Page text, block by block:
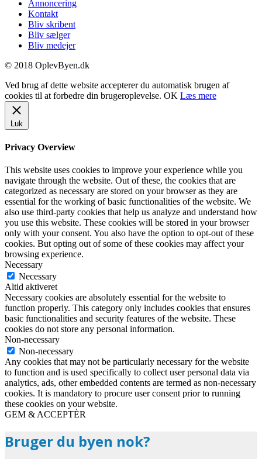
Annoncering
Kontakt
Bliv skribent
Bliv sælger
Bliv medejer
© 2018 OplevByen.dk
Ved brug af dette website accepterer du automatisk brugen af
cookies til at forbedre din brugeroplevelse. OK Læs mere
Luk
Privacy Overview
This website uses cookies to improve your experience while you
navigate through the website. Out of these, the cookies that are
categorized as necessary are stored on your browser as they are
essential for the working of basic functionalities of the website. We
also use third-party cookies that help us analyze and understand how
you use this website. These cookies will be stored in your browser
only with your consent. You also have the option to opt-out of these
cookies. But opting out of some of these cookies may affect your
browsing experience.
Necessary
Necessary
Altid aktiveret
Necessary cookies are absolutely essential for the website to
function properly. This category only includes cookies that ensures
basic functionalities and security features of the website. These
cookies do not store any personal information.
Non-necessary
Non-necessary
Any cookies that may not be particularly necessary for the website
to function and is used specifically to collect user personal data via
analytics, ads, other embedded contents are termed as non-necessary
cookies. It is mandatory to procure user consent prior to running
these cookies on your website.
GEM & ACCEPTÈR
Bruger du byen nok?